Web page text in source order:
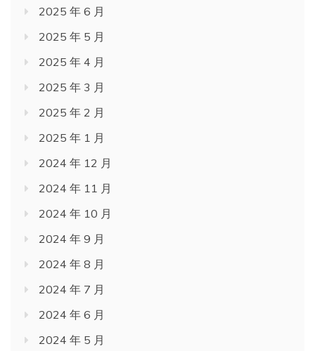
2025 年 6 月
2025 年 5 月
2025 年 4 月
2025 年 3 月
2025 年 2 月
2025 年 1 月
2024 年 12 月
2024 年 11 月
2024 年 10 月
2024 年 9 月
2024 年 8 月
2024 年 7 月
2024 年 6 月
2024 年 5 月